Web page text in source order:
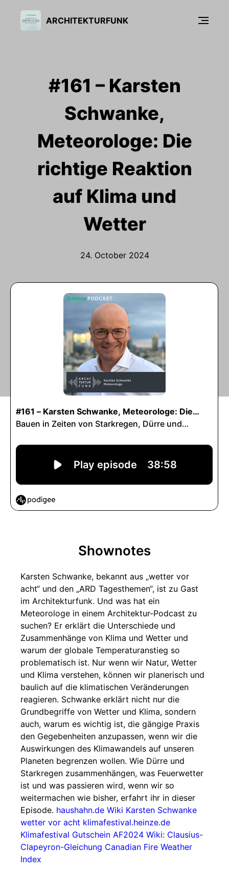
ARCHITEKTURFUNK
#161 – Karsten
Schwanke,
Meteorologe: Die
richtige Reaktion
auf Klima und
Wetter
24. October 2024
Shownotes
Karsten Schwanke, bekannt aus „wetter vor
acht“ und den „ARD Tagesthemen“, ist zu Gast
im Architekturfunk. Und was hat ein
Meteorologe in einem Architektur-Podcast zu
suchen? Er erklärt die Unterschiede und
Zusammenhänge von Klima und Wetter und
warum der globale Temperaturanstieg so
problematisch ist. Nur wenn wir Natur, Wetter
und Klima verstehen, können wir planerisch und
baulich auf die klimatischen Veränderungen
reagieren. Schwanke erklärt nicht nur die
Grundbegriffe von Wetter und Klima, sondern
auch, warum es wichtig ist, die gängige Praxis
den Gegebenheiten anzupassen, wenn wir die
Auswirkungen des Klimawandels auf unseren
Planeten begrenzen wollen. Wie Dürre und
Starkregen zusammenhängen, was Feuerwetter
ist und was passieren wird, wenn wir so
weitermachen wie bisher, erfahrt ihr in dieser
Episode. haushahn.de Wiki Karsten Schwanke
wetter vor acht klimafestival.heinze.de
Klimafestival Gutschein AF2024 Wiki: Clausius-
Clapeyron-Gleichung Canadian Fire Weather
Index